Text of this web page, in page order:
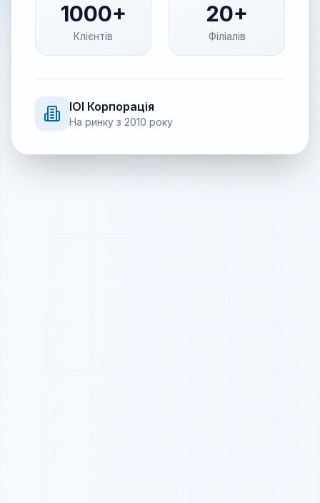
1000+
Клієнтів
20+
Філіалів
IOI Корпорація
На ринку з 2010 року